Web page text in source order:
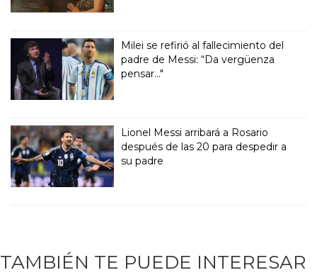
Milei se refirió al fallecimiento del
padre de Messi: “Da vergüenza
pensar..."
Lionel Messi arribará a Rosario
después de las 20 para despedir a
su padre
TAMBIÉN TE PUEDE INTERESAR